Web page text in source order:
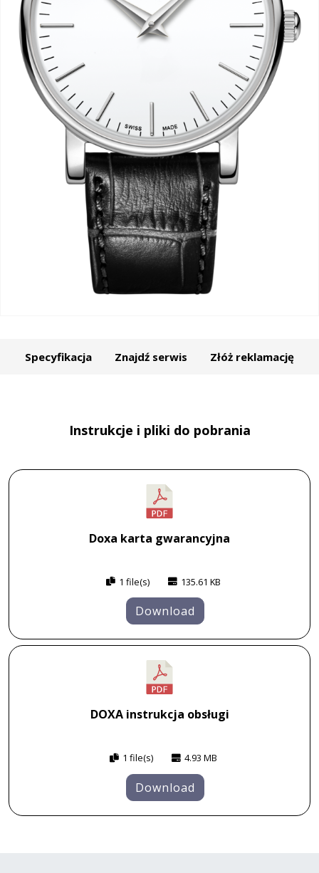
Specyfikacja Znajdź serwis Złóż reklamację
Instrukcje i pliki do pobrania
Doxa karta gwarancyjna
1 file(s) 135.61 KB
Download
DOXA instrukcja obsługi
1 file(s) 4.93 MB
Download